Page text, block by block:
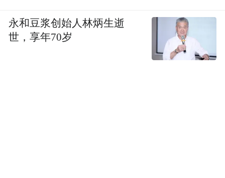
永和豆浆创始人林炳生逝
世，享年70岁